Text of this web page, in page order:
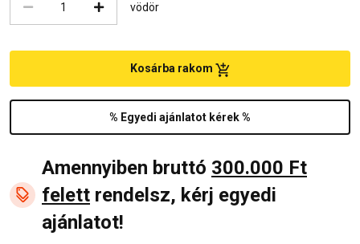
vödör
% Egyedi ajánlatot kérek %
Kosárba rakom
Amennyiben bruttó 300.000 Ft
felett rendelsz, kérj egyedi
ajánlatot!